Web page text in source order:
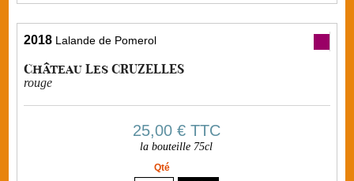
2018 Lalande de Pomerol
Château Les CRUZELLES
rouge
25,00 €TTC
la bouteille 75cl
Qté